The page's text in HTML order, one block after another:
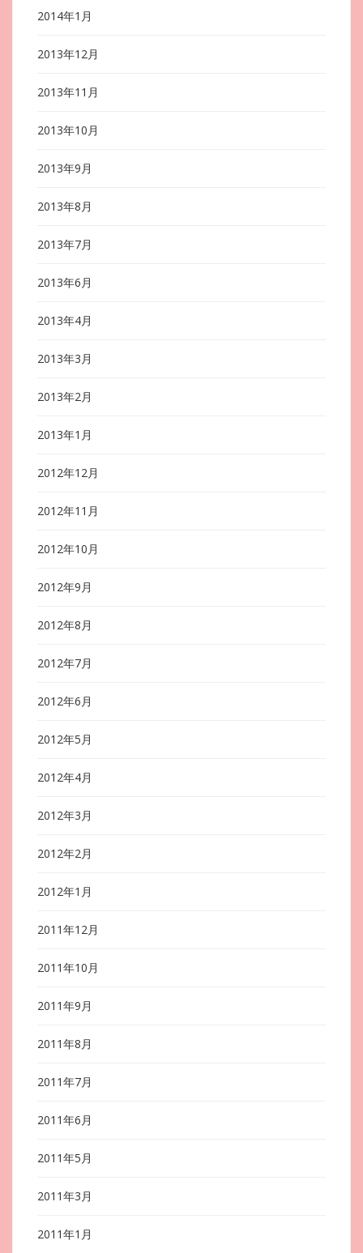
2014年1月
2013年12月
2013年11月
2013年10月
2013年9月
2013年8月
2013年7月
2013年6月
2013年4月
2013年3月
2013年2月
2013年1月
2012年12月
2012年11月
2012年10月
2012年9月
2012年8月
2012年7月
2012年6月
2012年5月
2012年4月
2012年3月
2012年2月
2012年1月
2011年12月
2011年10月
2011年9月
2011年8月
2011年7月
2011年6月
2011年5月
2011年3月
2011年1月